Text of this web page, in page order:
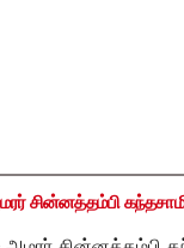
சின்னத்தம்பி